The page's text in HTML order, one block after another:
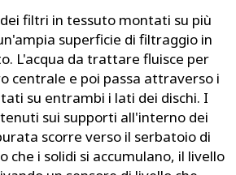
filtri in tessuto montati su più
superficie di filtraggio in
L'acqua da trattare fluisce per
centrale e poi passa attraverso i
su entrambi i lati dei dischi. I
sui supporti all'interno dei
scorre verso il serbatoio di
che i solidi si accumulano, il livello